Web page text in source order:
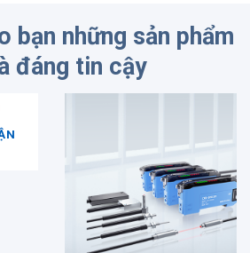
bạn những sản phẩm
đáng tin cậy